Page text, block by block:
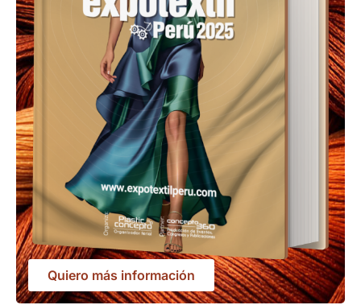
Quiero más información